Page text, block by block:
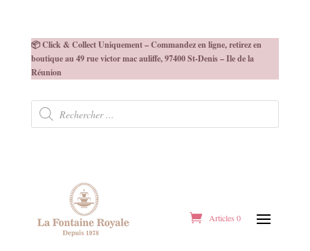
📦 Click & Collect Uniquement – Commandez en ligne, retirez en
boutique au 49 rue victor mac auliffe, 97400 St-Denis – Ile de la
Réunion
Recherche
produits
Articles 0